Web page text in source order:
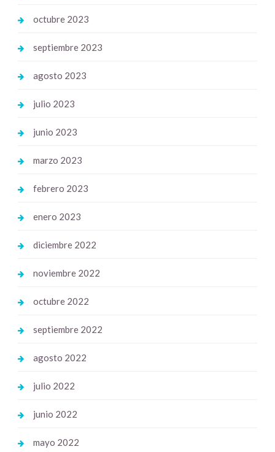
octubre 2023
septiembre 2023
agosto 2023
julio 2023
junio 2023
marzo 2023
febrero 2023
enero 2023
diciembre 2022
noviembre 2022
octubre 2022
septiembre 2022
agosto 2022
julio 2022
junio 2022
mayo 2022